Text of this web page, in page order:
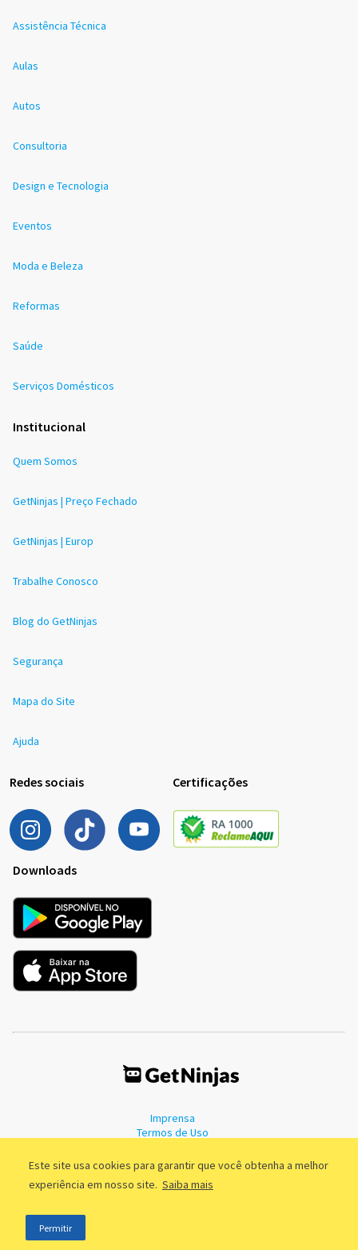
Este site usa cookies para garantir que você obtenha a melhor
experiência em nosso site. Saiba mais
Permitir
Assistência Técnica
Aulas
Autos
Consultoria
Design e Tecnologia
Eventos
Moda e Beleza
Reformas
Saúde
Serviços Domésticos
Institucional
Quem Somos
GetNinjas | Preço Fechado
GetNinjas | Europ
Trabalhe Conosco
Blog do GetNinjas
Segurança
Mapa do Site
Ajuda
Redes sociais Certificações
Downloads
Imprensa
Termos de Uso
©2011 - 2026, GetNinjas LTDA. CNPJ 55.744.877/0001-89 - Rua Dr.
Fernandes Coelho, 85 - 3º andar - São Paulo/SP - Brasil